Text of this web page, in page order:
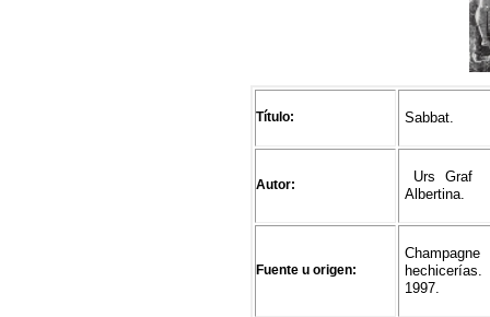
Título: Sabbat.
Autor:
Urs Graf
Albertina.
Fuente u origen:
1997.